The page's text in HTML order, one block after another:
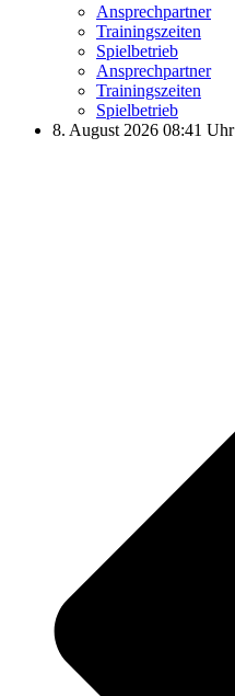
Ansprechpartner
Trainingszeiten
Spielbetrieb
Ansprechpartner
Trainingszeiten
Spielbetrieb
8. August 2026 08:41 Uhr